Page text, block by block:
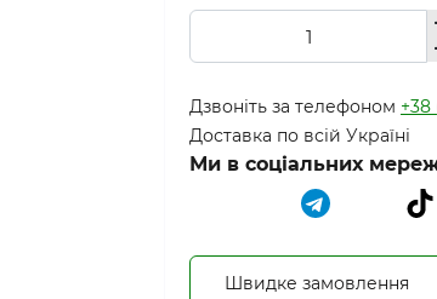
Дзвоніть за телефоном +38
Доставка по всій Україні
Ми в соціальних
Швидке замовлення